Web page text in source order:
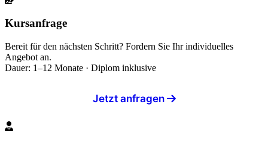
Kursanfrage
Bereit für den nächsten Schritt? Fordern Sie Ihr individuelles
Angebot an.
Dauer: 1–12 Monate · Diplom inklusive
Jetzt anfragen